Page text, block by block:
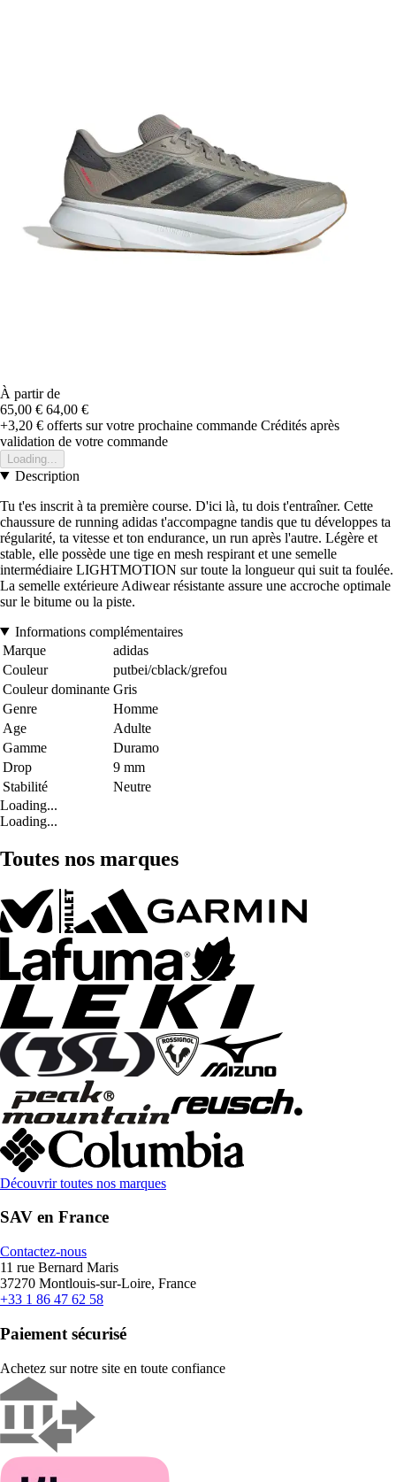
À partir de
65,00 € 64,00 €
+3,20 € offerts sur votre prochaine commande Crédités après
validation de votre commande
Loading...
Description
Tu t'es inscrit à ta première course. D'ici là, tu dois t'entraîner. Cette
chaussure de running adidas t'accompagne tandis que tu développes ta
régularité, ta vitesse et ton endurance, un run après l'autre. Légère et
stable, elle possède une tige en mesh respirant et une semelle
intermédiaire LIGHTMOTION sur toute la longueur qui suit ta foulée.
La semelle extérieure Adiwear résistante assure une accroche optimale
sur le bitume ou la piste.
Informations complémentaires
Marque
adidas
Couleur
putbei/cblack/grefou
Couleur dominante Gris
Genre
Homme
Age
Adulte
Gamme
Duramo
Drop
9 mm
Stabilité
Neutre
Loading...
Loading...
Toutes nos marques
Découvrir toutes nos marques
SAV en France
Contactez-nous
11 rue Bernard Maris
37270 Montlouis-sur-Loire, France
+33 1 86 47 62 58
Paiement sécurisé
Achetez sur notre site en toute confiance